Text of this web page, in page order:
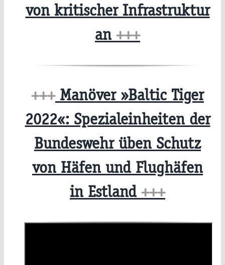
von kritischer Infrastruktur
an +++
+++Manöver »Baltic Tiger
2022«: Spezialeinheiten der
Bundeswehr üben Schutz
von Häfen und Flughäfen
in Estland +++